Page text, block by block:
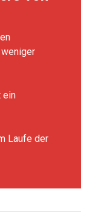
ein
Laufe der